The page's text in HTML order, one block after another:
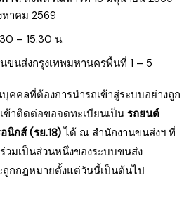
หาคม 2569
– 15.30 น.
ขนส่งกรุงเทพมหานครพื้นที่ 1 – 5
คคลที่ต้องการนำรถเข้าสู่ระบบอย่างถูก
ข้าติดต่อขอจดทะเบียนเป็น รถยนต์
นิกส์ (รย.18)ได้ ณ สำนักงานขนส่งฯ ที่
วมเป็นส่วนหนึ่งของระบบขนส่ง
กกฎหมายตั้งแต่วันนี้เป็นต้นไป